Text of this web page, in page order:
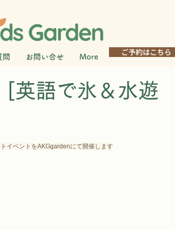
問 お問い合せ More ご予約はこちら
英語で氷＆水遊
イベントをAKGgardenにて開催します